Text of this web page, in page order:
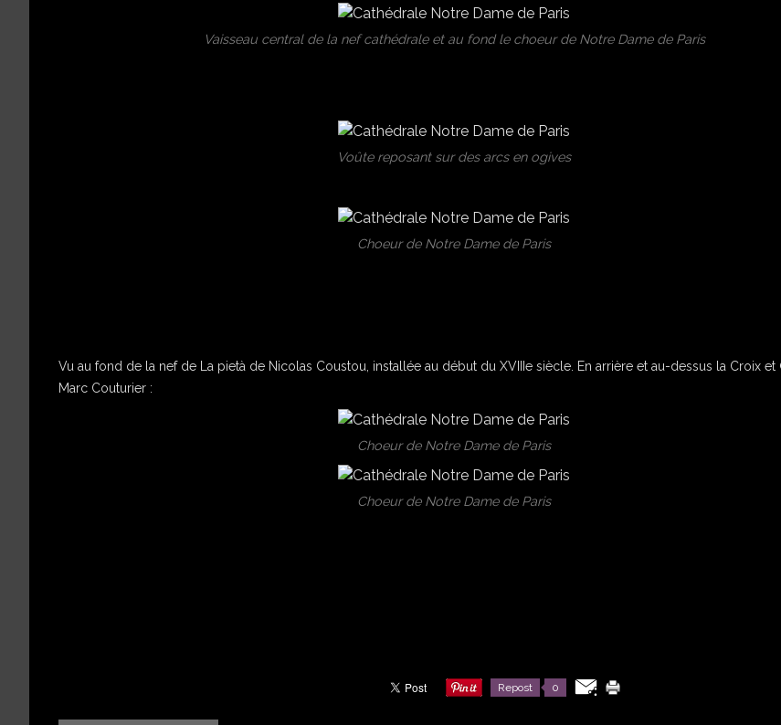
Vaisseau central de la nef cathédrale et au fond le choeur de Notre Dame de Paris
Voûte reposant sur des arcs en ogives
Choeur de Notre Dame de Paris
Vu au fond de la nef de La pietà de Nicolas Coustou, installée au début du XVIIIe siècle. En arrière et au-dessus la Croix
Marc Couturier :
Choeur de Notre Dame de Paris
Choeur de Notre Dame de Paris
Repost 0